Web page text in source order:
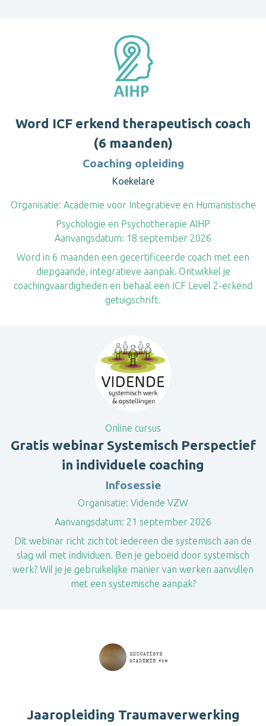
Word ICF erkend therapeutisch coach
(6 maanden)
Coaching opleiding
Koekelare
Organisatie: Academie voor Integratieve en Humanistische
Psychologie en Psychotherapie AIHP
Aanvangsdatum: 18 september 2026
Word in 6 maanden een gecertificeerde coach met een
diepgaande, integratieve aanpak. Ontwikkel je
coachingvaardigheden en behaal een ICF Level 2-erkend
getuigschrift.
Online cursus
Gratis webinar Systemisch Perspectief
in individuele coaching
Infosessie
Organisatie: Vidende VZW
Aanvangsdatum: 21 september 2026
Dit webinar richt zich tot iedereen die systemisch aan de
slag wil met individuen. Ben je geboeid door systemisch
werk? Wil je je gebruikelijke manier van werken aanvullen
met een systemische aanpak?
Jaaropleiding Traumaverwerking